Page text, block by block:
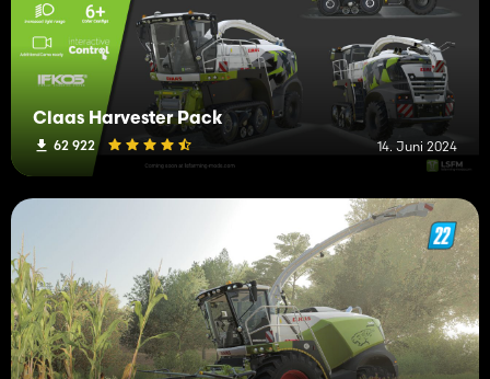
Claas Harvester Pack
62 922 14. Juni 2024